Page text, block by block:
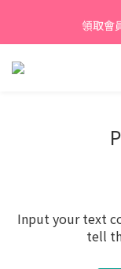
領取會
【新會員】即日
Input your text
tell